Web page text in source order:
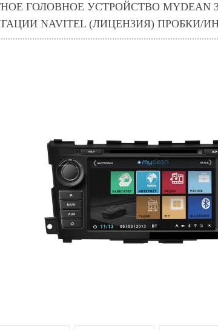
ГОЛОВНОЕ УСТРОЙСТВО MYDEAN
NAVITEL (ЛИЦЕНЗИЯ) ПРОБКИ/